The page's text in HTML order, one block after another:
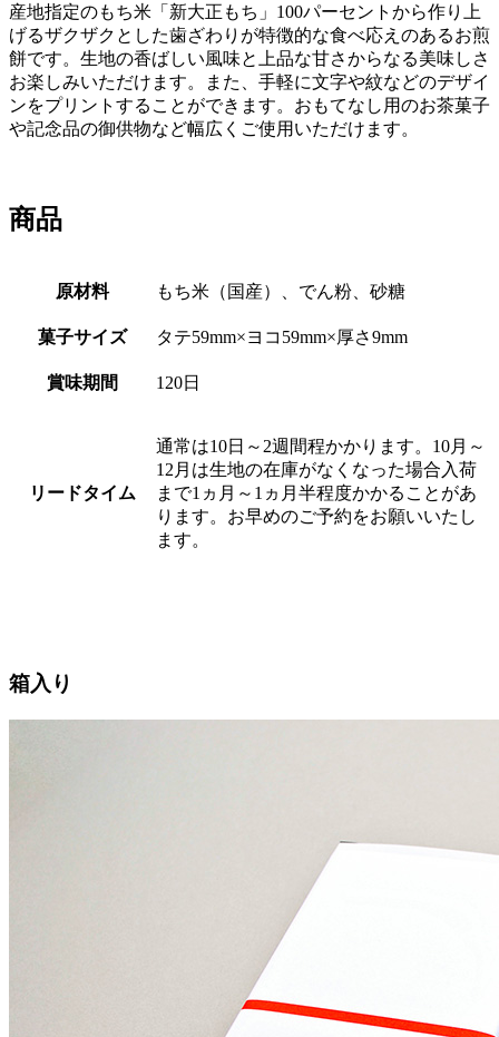
産地指定のもち米「新大正もち」100パーセントから作り上
げるザクザクとした歯ざわりが特徴的な食べ応えのあるお煎
餅です。生地の香ばしい風味と上品な甘さからなる美味しさ
お楽しみいただけます。また、手軽に文字や紋などのデザイ
ンをプリントすることができます。おもてなし用のお茶菓子
や記念品の御供物など幅広くご使用いただけます。
商品
原材料 もち米（国産）、でん粉、砂糖
菓子サイズ タテ59mm×ヨコ59mm×厚さ9mm
賞味期間 120日
リードタイム
通常は10日～2週間程かかります。10月～
12月は生地の在庫がなくなった場合入荷
まで1ヵ月～1ヵ月半程度かかることがあ
ります。お早めのご予約をお願いいたし
ます。
箱入り